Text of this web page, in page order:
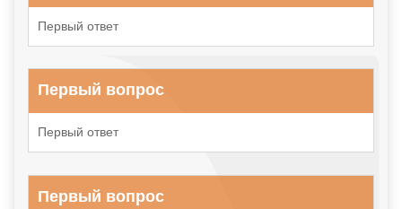
Первый ответ
Первый вопрос
Первый ответ
Первый вопрос